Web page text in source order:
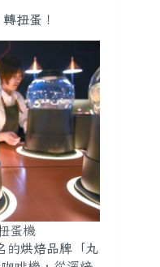
扭蛋！
蛋機
的烘焙品牌「丸